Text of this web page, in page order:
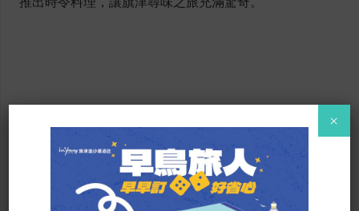
營業時間
早餐營業時間：07：00-10：00
午餐營業時間：11：30-14：00
×